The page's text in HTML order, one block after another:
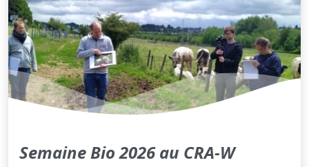
Semaine Bio 2026 au CRA-W